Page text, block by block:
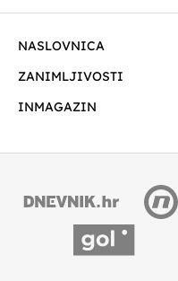
NASLOVNICA
ZANIMLJIVOSTI
INMAGAZIN